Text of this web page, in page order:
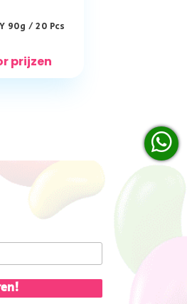
90g / 20 Pcs
prijzen